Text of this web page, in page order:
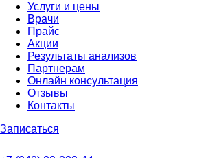
Услуги и цены
Врачи
Прайс
Акции
Результаты анализов
Партнерам
Онлайн консультация
Отзывы
Контакты
Записаться